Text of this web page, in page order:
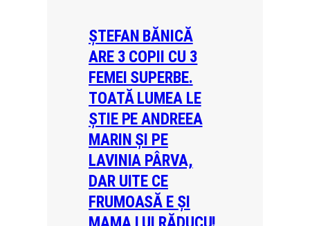
ȘTEFAN BĂNICĂ
ARE 3 COPII CU 3
FEMEI SUPERBE.
TOATĂ LUMEA LE
ȘTIE PE ANDREEA
MARIN ȘI PE
LAVINIA PÂRVA,
DAR UITE CE
FRUMOASĂ E ȘI